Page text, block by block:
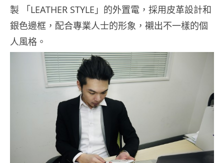
製 「LEATHER STYLE」的外置電，採用皮革設計和
銀色邊框，配合專業人士的形象，襯出不一樣的個
人風格。